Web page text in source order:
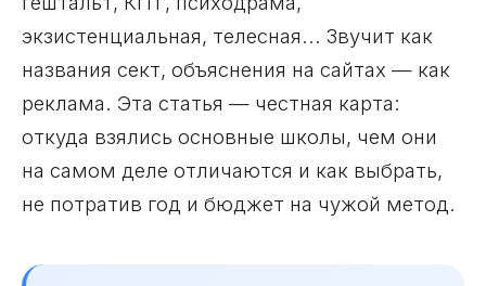
экзистенциальная, телесная... Звучит как
названия сект, объяснения на сайтах — как
реклама. Эта статья — честная карта:
откуда взялись основные школы, чем они
на самом деле отличаются и как выбрать,
не потратив год и бюджет на чужой метод.